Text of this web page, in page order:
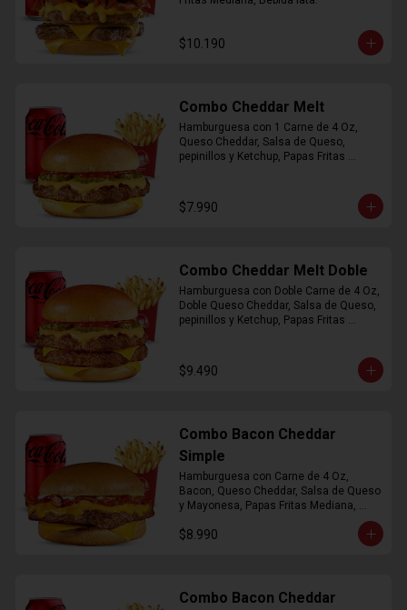
$10.190
Combo Cheddar Melt
Hamburguesa con 1 Carne de 4 Oz,
Queso Cheddar, Salsa de Queso,
pepinillos y Ketchup, Papas Fritas
$7.990
Combo Cheddar Melt Doble
Hamburguesa con Doble Carne de 4 Oz,
Doble Queso Cheddar, Salsa de Queso,
pepinillos y Ketchup, Papas Fritas
$9.490
Combo Bacon Cheddar
Simple
Hamburguesa con Carne de 4 Oz,
Bacon, Queso Cheddar, Salsa de Queso
y Mayonesa, Papas Fritas Mediana,
$8.990
Combo Bacon Cheddar